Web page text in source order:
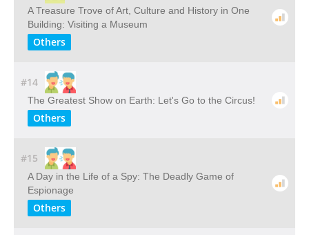
A​ ​Treasure​ ​Trove​ ​of​ ​Art,​ ​Culture​ ​and​ ​History​ ​in​ ​One​ ​
Building: Visiting​ ​a​ ​Museum
Others
#14
The Greatest Show on Earth: Let's Go to the Circus!
Others
#15
A Day in the Life of a Spy: The Deadly Game of
Espionage
Others